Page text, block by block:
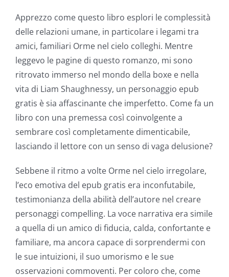
Apprezzo come questo libro esplori le complessità
delle relazioni umane, in particolare i legami tra
amici, familiari Orme nel cielo colleghi. Mentre
leggevo le pagine di questo romanzo, mi sono
ritrovato immerso nel mondo della boxe e nella
vita di Liam Shaughnessy, un personaggio epub
gratis è sia affascinante che imperfetto. Come fa un
libro con una premessa così coinvolgente a
sembrare così completamente dimenticabile,
lasciando il lettore con un senso di vaga delusione?
Sebbene il ritmo a volte Orme nel cielo irregolare,
l’eco emotiva del epub gratis era inconfutabile,
testimonianza della abilità dell’autore nel creare
personaggi compelling. La voce narrativa era simile
a quella di un amico di fiducia, calda, confortante e
familiare, ma ancora capace di sorprendermi con
le sue intuizioni, il suo umorismo e le sue
osservazioni commoventi. Per coloro che, come